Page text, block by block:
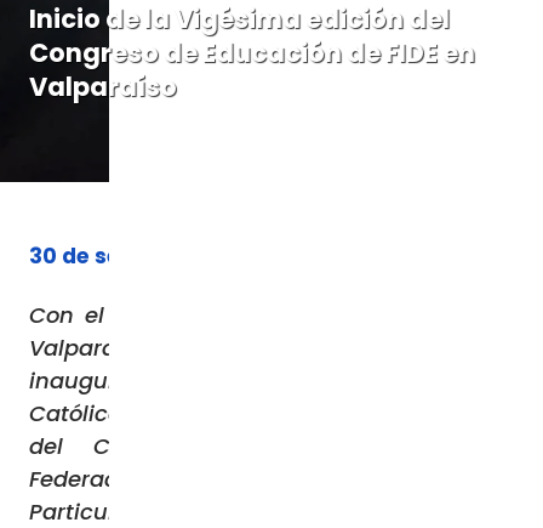
Inicio de la Vigésima edición del
Congreso de Educación de FIDE en
Valparaíso
30 de septiembre de 2023
Con el esplendor del puerto multicolor de
Valparaíso como telón de fondo, se
inauguró en la Pontificia Universidad
Católica de Valparaíso la vigésima edición
del Congreso de Educación de la
Federación de Instituciones de Educación
Particular (FIDE) bajo el lema «Educación